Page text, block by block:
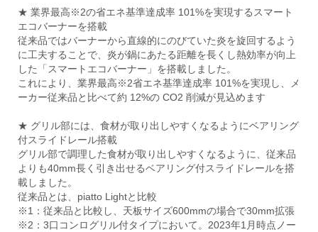
★ 業界最高※2の省エネ基準達成率 101%を実現するスマート
エコバーナーを搭載
従来品ではバーナーから直線的にのびていた炎を旋回するよう
に工夫することで、炎が鍋にあたる距離を長くし熱効率が向上
した「スマートエコバーナー」を搭載しました。
これにより、業界最高※2省エネ基準達成率 101%を実現し、メ
ーカー従来品と比べて約 12%の CO2 削減が見込めます
★ グリル部には、食材が取り出しやすくなるようにベアリング
付スライドレール搭載
グリル部で調理した食材が取り出しやすくなるように、従来品
よりも40mm長く引き出せるベアリング付スライドレールを搭
載しました。
従来品とは、piatto Lightと比較
※1：従来品と比較し、天板サイズ600mmの場合で30mm拡張
※2：3口コンログリル付タイプにおいて。2023年1月時点ノー